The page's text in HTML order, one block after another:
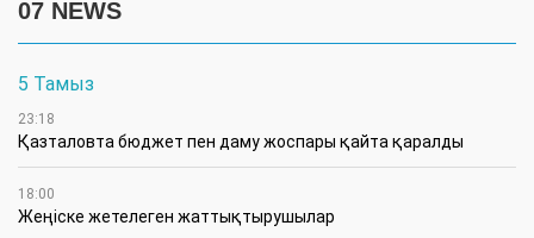
07 NEWS
5 Тамыз
23:18
Қазталовта бюджет пен даму жоспары қайта қаралды
18:00
Жеңіске жетелеген жаттықтырушылар